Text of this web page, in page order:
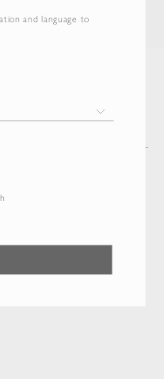
and language to